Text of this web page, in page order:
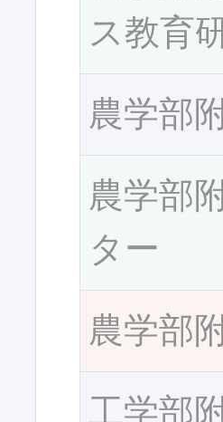
ス教育
農学部
農学部
ター
農学部
工学部